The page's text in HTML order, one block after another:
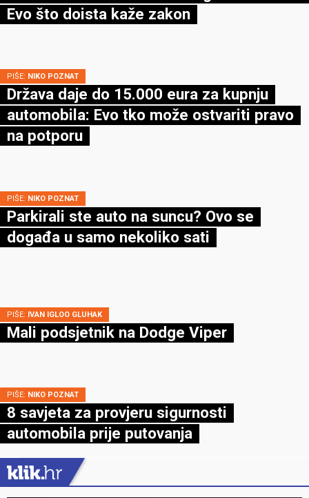
Evo što doista kaže zakon
PIŠE: NIKO POZNAT
Država daje do 15.000 eura za kupnju
automobila: Evo tko može ostvariti pravo
na potporu
PIŠE: NIKO POZNAT
Parkirali ste auto na suncu? Ovo se
događa u samo nekoliko sati
PIŠE: IVAN IGLOO GLUHAK
Mali podsjetnik na Dodge Viper
PIŠE: NIKO POZNAT
8 savjeta za provjeru sigurnosti
automobila prije putovanja